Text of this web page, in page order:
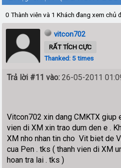
0 Thành viên và 1 Khách đang xem chủ
vitcon702
RẤT TÍCH CỰC
Thanked: 5 times
Trả lời #11 vào: 26-05-2011
Vitcon702 xin dang CMKTX giup
vien di XM xin trao dum den e .
XM nho nhan tin cho Vit biet de
cua Pen . tks ( thanh vien di XM
hoan tra lai . tks )